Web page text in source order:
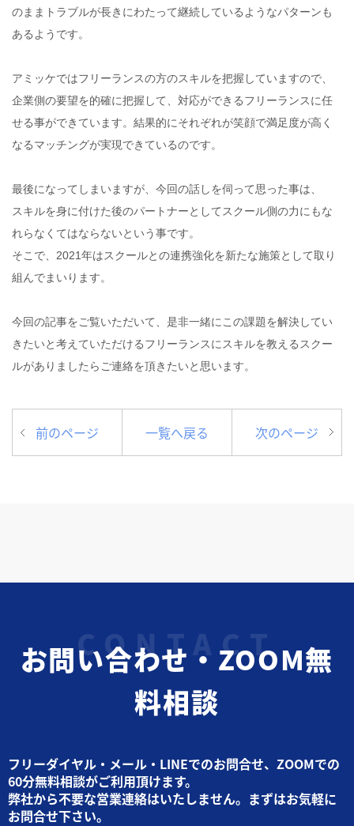
のままトラブルが長きにわたって継続しているようなパターンも
あるようです。
アミッケではフリーランスの方のスキルを把握していますので、
企業側の要望を的確に把握して、対応ができるフリーランスに任
せる事ができています。結果的にそれぞれが笑顔で満足度が高く
なるマッチングが実現できているのです。
最後になってしまいますが、今回の話しを伺って思った事は、
スキルを身に付けた後のパートナーとしてスクール側の力にもな
れらなくてはならないという事です。
そこで、2021年はスクールとの連携強化を新たな施策として取り
組んでまいります。
今回の記事をご覧いただいて、是非一緒にこの課題を解決してい
きたいと考えていただけるフリーランスにスキルを教えるスクー
ルがありましたらご連絡を頂きたいと思います。
前のページ 一覧へ戻る 次のページ
お問い合わせ・ZOOM無
料相談
フリーダイヤル・メール・LINEでのお問合せ、ZOOMでの
60分無料相談がご利用頂けます。
弊社から不要な営業連絡はいたしません。まずはお気軽に
お問合せ下さい。